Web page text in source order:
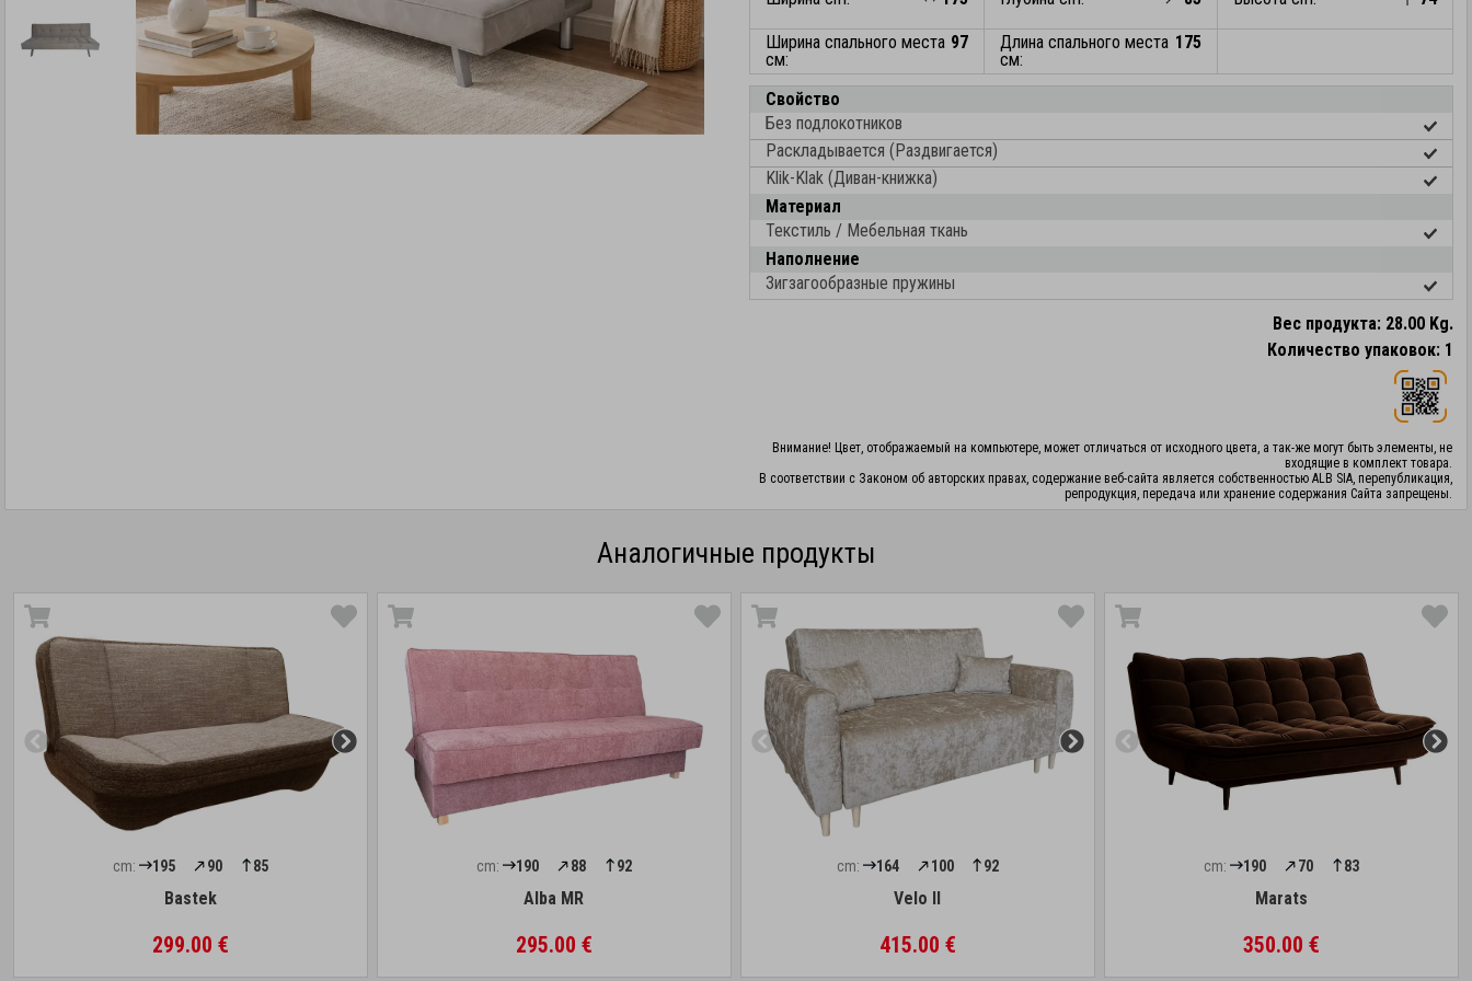
Ширина спального места
см:
97
Длина спального места
см:
175
Свойство
Без подлокотников
Раскладывается (Раздвигается)
Klik-Klak (Диван-книжка)
Материал
Текстиль / Мебельная ткань
Наполнение
Зигзагообразные пружины
Вес продукта: 28.00 Kg.
Количество упаковок: 1
Внимание! Цвет, отображаемый на компьютере, может отличаться от исходного цвета, а так-же могут быть элементы, не
входящие в комплект товара.
В соответствии с Законом об авторских правах, содержание веб-сайта является собственностью ALB SIA, перепубликация,
репродукция, передача или хранение содержания Сайта запрещены.
Аналогичные продукты
cm: 195 90 85
Bastek
299.00 €
cm: 190 88 92
Alba MR
295.00 €
cm: 164 100 92
Velo II
415.00 €
cm: 190 70 83
Marats
350.00 €